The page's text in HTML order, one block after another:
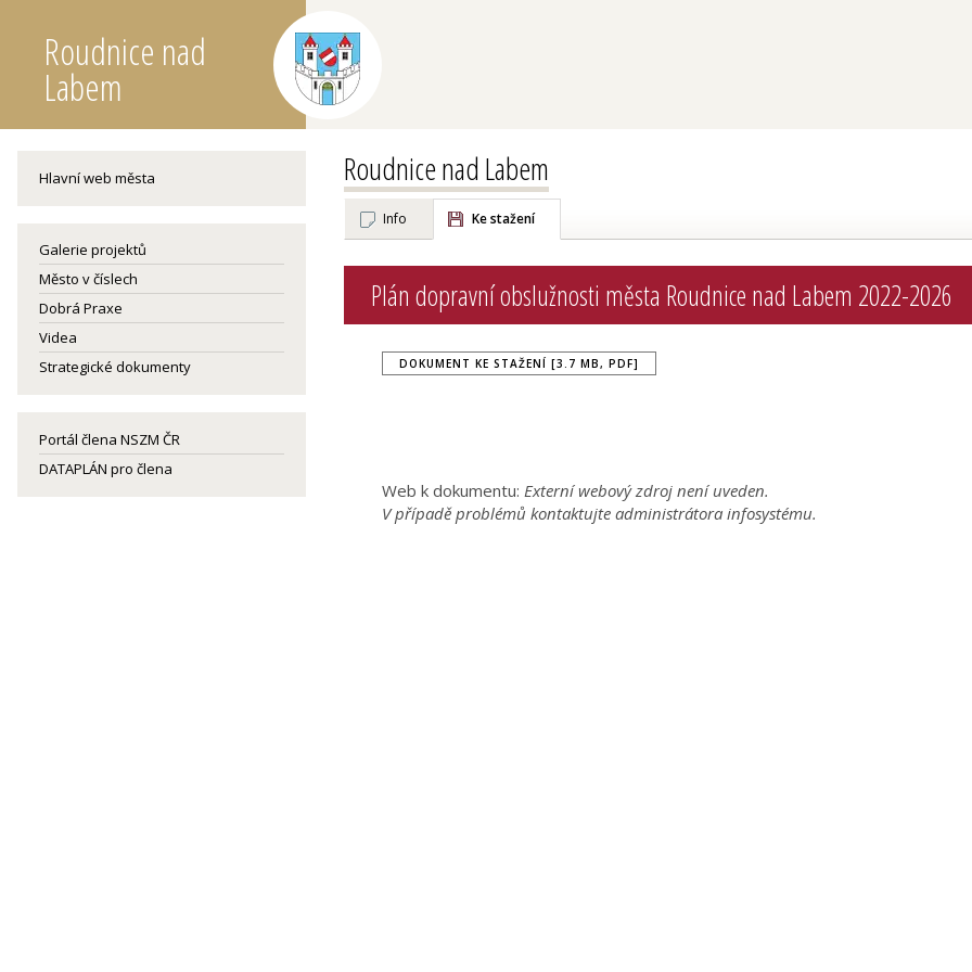
Roudnice nad
Labem
Hlavní web města
Galerie projektů
Město v číslech
Dobrá Praxe
Videa
Strategické dokumenty
Portál člena NSZM ČR
DATAPLÁN pro člena
Roudnice nad Labem
Info Ke stažení
Plán dopravní obslužnosti města Roudnice nad Labem 2022-2026
DOKUMENT KE STAŽENÍ [3.7 MB, PDF]
Web k dokumentu: Externí webový zdroj není uveden.
V případě problémů kontaktujte administrátora infosystému.